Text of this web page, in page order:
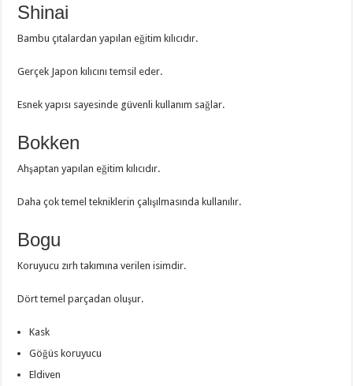
Shinai
Bambu çıtalardan yapılan eğitim kılıcıdır.
Gerçek Japon kılıcını temsil eder.
Esnek yapısı sayesinde güvenli kullanım sağlar.
Bokken
Ahşaptan yapılan eğitim kılıcıdır.
Daha çok temel tekniklerin çalışılmasında kullanılır.
Bogu
Koruyucu zırh takımına verilen isimdir.
Dört temel parçadan oluşur.
Kask
Göğüs koruyucu
Eldiven